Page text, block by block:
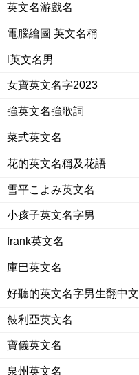
英文名游戲名
電腦繪圖 英文名稱
l英文名男
女寶英文名字2023
強英文名強歌詞
菜式英文名
花的英文名稱及花語
雪平こよみ英文名
小孩子英文名字男
frank英文名
庫巴英文名
好聽的英文名字男生翻中文
敍利亞英文名
寶儀英文名
泉州英文名